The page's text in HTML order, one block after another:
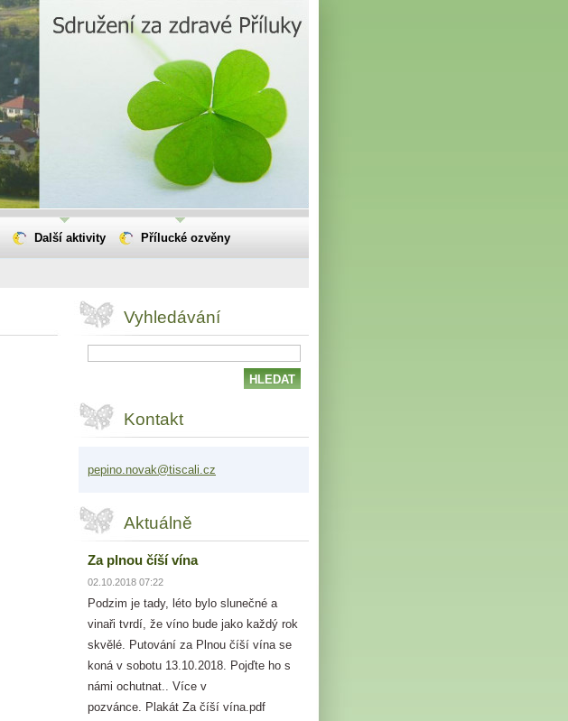
Vyhledávání
Kontakt
pepino.novak@tiscali.cz
Aktuálně
Za plnou číší vína
02.10.2018 07:22
Podzim je tady, léto bylo slunečné a
vinaři tvrdí, že víno bude jako každý rok
skvělé. Putování za Plnou číší vína se
koná v sobotu 13.10.2018. Pojďte ho s
námi ochutnat.. Více v
pozvánce. Plakát Za číší vína.pdf
Další aktivity Přílucké ozvěny